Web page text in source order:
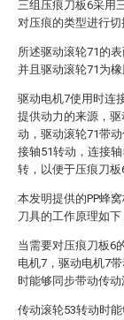
三组压痕刀板6采用
对压痕的类型进行切
所述驱动滚轮71的
并且驱动滚轮71为橡
驱动电机7使用时连
提供动力的来源，
动，驱动滚轮71带
接轴51转动，连接
转，以便于压痕刀板
本发明提供的PP蜂
刀具的工作原理如下
当需要对压痕刀板6
电机7，驱动电机7
时能够同步带动传动
传动滚轮53转动时